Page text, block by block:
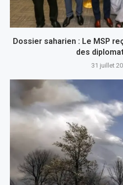
Dossier saharien : Le MSP
des
31 juillet